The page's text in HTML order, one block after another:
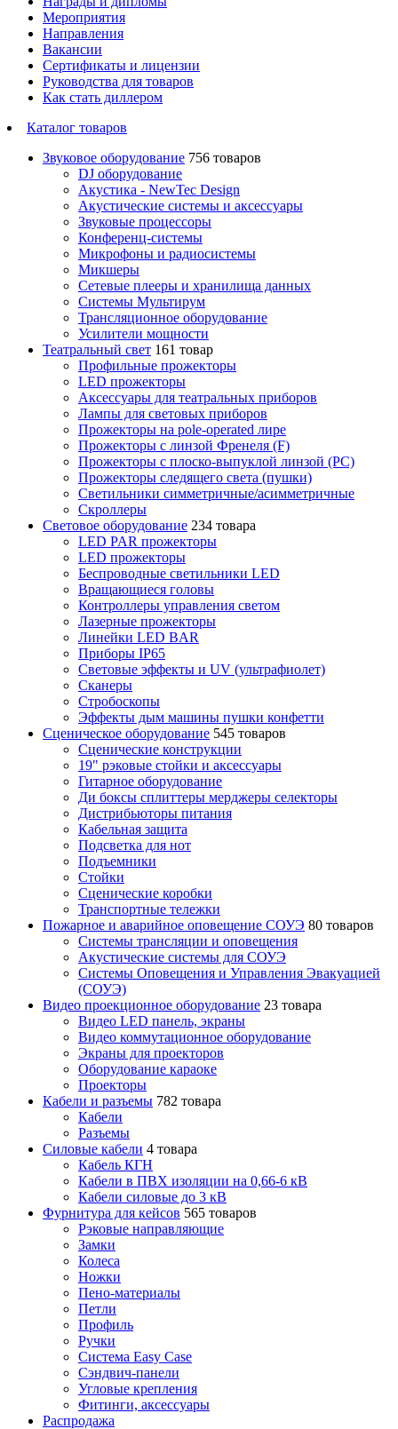
Мероприятия
Направления
Вакансии
Сертификаты и лицензии
Руководства для товаров
Как стать диллером
Каталог товаров
Звуковое оборудование 756 товаров
DJ оборудование
Акустика - NewTec Design
Акустические системы и аксессуары
Звуковые процессоры
Конференц-системы
Микрофоны и радиосистемы
Микшеры
Сетевые плееры и хранилища данных
Системы Мультирум
Трансляционное оборудование
Усилители мощности
Театральный свет 161 товар
Профильные прожекторы
LED прожекторы
Аксессуары для театральных приборов
Лампы для световых приборов
Прожекторы на pole-operated лире
Прожекторы с линзой Френеля (F)
Прожекторы с плоско-выпуклой линзой (PC)
Прожекторы следящего света (пушки)
Светильники симметричные/асимметричные
Скроллеры
Световое оборудование 234 товара
LED PAR прожекторы
LED прожекторы
Беспроводные светильники LED
Вращающиеся головы
Контроллеры управления светом
Лазерные прожекторы
Линейки LED BAR
Приборы IP65
Световые эффекты и UV (ультрафиолет)
Сканеры
Стробоскопы
Эффекты дым машины пушки конфетти
Сценическое оборудование 545 товаров
Сценические конструкции
19" рэковые стойки и аксесcуары
Гитарное оборудование
Ди боксы сплиттеры мерджеры селекторы
Дистрибьюторы питания
Кабельная защита
Подсветка для нот
Подъемники
Стойки
Сценические коробки
Транспортные тележки
Пожарное и аварийное оповещение СОУЭ 80 товаров
Cистемы трансляции и оповещения
Акустические системы для СОУЭ
Системы Оповещения и Управления Эвакуацией
(СОУЭ)
Видео проекционное оборудование 23 товара
Видео LED панель, экраны
Видео коммутационное оборудование
Экраны для проекторов
Оборудование караоке
Проекторы
Кабели и разъемы 782 товара
Кабели
Разъемы
Силовые кабели 4 товара
Кабель КГН
Кабели в ПВХ изоляции на 0,66-6 кВ
Кабели силовые до 3 кВ
Фурнитура для кейсов 565 товаров
Рэковые направляющие
Замки
Колеса
Ножки
Пено-материалы
Петли
Профиль
Ручки
Система Easy Case
Сэндвич-панели
Угловые крепления
Фитинги, аксессуары
Распродажа